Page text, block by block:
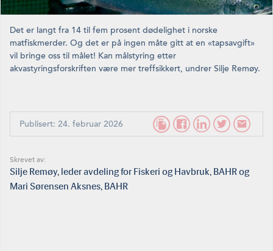
Det er langt fra 14 til fem prosent dødelighet i norske
matfiskmerder. Og det er på ingen måte gitt at en «tapsavgift»
vil bringe oss til målet! Kan målstyring etter
akvastyringsforskriften være mer treffsikkert, undrer Silje Remøy.
Publisert: 24. februar 2026
Skrevet av:
Silje Remøy, leder avdeling for Fiskeri og Havbruk, BAHR og
Mari Sørensen Aksnes, BAHR